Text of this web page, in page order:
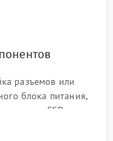
разъемов или
блока питания,
нового SSD для
работы системы.